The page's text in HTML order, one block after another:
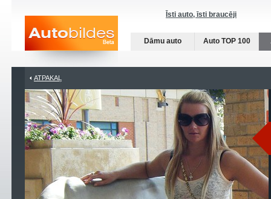
Īsti auto, īsti braucēji
Dāmu auto Auto TOP 100
ATPAKAĻ